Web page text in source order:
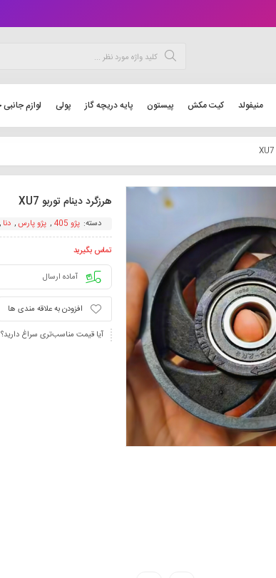
منیفولد کیت مکش پیستون پایه دریچه گاز پولی لوازم
هرزگرد دینام توربو XU7
دسته: پژو 405 , پژو پارس, دنا ,
تماس بگیرید
آماده ارسال
افزودن به علاقه مندی ها
آیا قیمت مناسب‌تری سراغ دارید؟